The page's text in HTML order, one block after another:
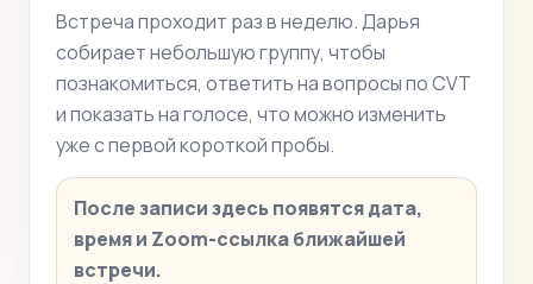
Встреча проходит раз в неделю. Дарья
собирает небольшую группу, чтобы
познакомиться, ответить на вопросы по CVT
и показать на голосе, что можно изменить
уже с первой короткой пробы.
После записи здесь появятся дата,
время и Zoom-ссылка ближайшей
встречи.